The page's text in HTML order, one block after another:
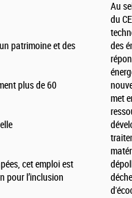
patrimoine et des
plus de 60
cet emploi est
pour l’inclusion
Au
du
des
met